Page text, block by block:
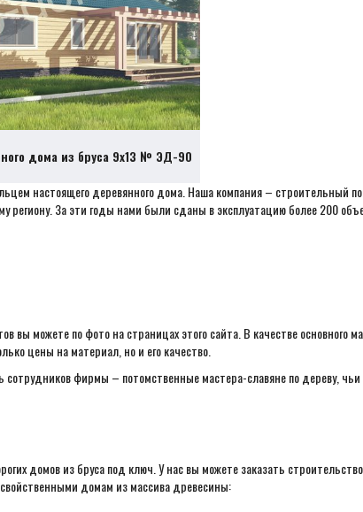
дома из бруса 9х13 № ЭД-90
настоящего деревянного дома. Наша компания – строительный
За эти годы нами были сданы в эксплуатацию более 200
вы можете по фото на страницах этого сайта. В качестве
цены на материал, но и его качество.
фирмы – потомственные мастера-славяне по дереву,
домов из бруса под ключ. У нас вы можете заказать
домам из массива древесины: